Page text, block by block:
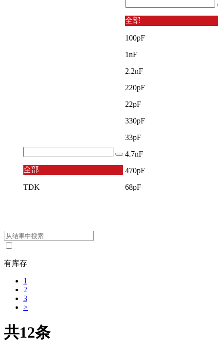
全部
TDK
全部
100pF
1nF
2.2nF
220pF
22pF
330pF
33pF
4.7nF
470pF
68pF
有库存
1
2
3
>
共12条